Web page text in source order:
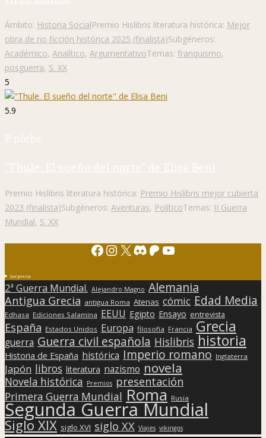
Ámbito: Historia SocialPremio Hislibris literatura histórica: Mejor
obra de no ficción histórica 2025 (finalista)Subgéneros:
Académico, Analítico, ArgumentativoTemas: franquismo,
posguerra, S. XX
5
5.9
P. plebe
"Thule. El sueño del norte" de Elisa Beni
Premio Hislibris literatura histórica: Premio Hislibris mejor cubierta
2023 (finalista)Subgéneros: Aventuras, PolíticoTemas: II Guerra
Mundial, S. XX
Facebook
Instagram
X Discord
Patreon
YouTube
Sorpresa
2ª Guerra Mundial. Alejandro Magno Alemania
Antigua Grecia antigua Roma Atenas cómic Edad Media
Edhasa Ediciones Salamina EEUU Egipto Ensayo entrevista
España Estados Unidos Europa filosofía Francia Grecia
guerra Guerra civil española Hislibris historia
Historia de España histórica Imperio romano Inglaterra
Japón libros literatura nazismo novela
Novela histórica Premios presentación
Primera Guerra Mundial Roma Rusia
Segunda Guerra Mundial
Siglo XIX siglo XVI siglo XX Viajes vikingos